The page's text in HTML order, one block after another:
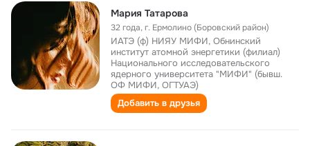
Мария Татарова
32 года,г. Ермолино (Боровский район)
ИАТЭ (ф) НИЯУ МИФИ, Обнинский
институт атомной энергетики (филиал)
Национального исследовательского
ядерного университета "МИФИ" (бывш.
ОФ МИФИ, ОГТУАЭ)
Добавить в друзья